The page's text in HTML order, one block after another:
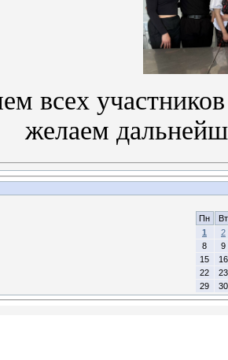
всех
желаем
Пн
Вт
1
2
8
9
15
16
22
23
29
30